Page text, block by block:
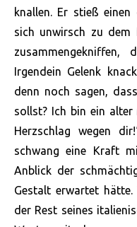
knallen. Er stieß
sich unwirsch zu dem
zusammengekniffen,
Irgendein Gelenk
denn noch sagen,
sollst? Ich bin ein alter
Herzschlag wegen
schwang eine Kraft
Anblick der
Gestalt erwartet
der Rest seines